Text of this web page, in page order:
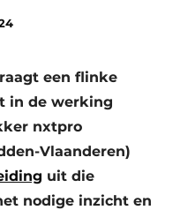
een flinke
in de werking
nxtpro
Vlaanderen)
uit die
nodige inzicht en